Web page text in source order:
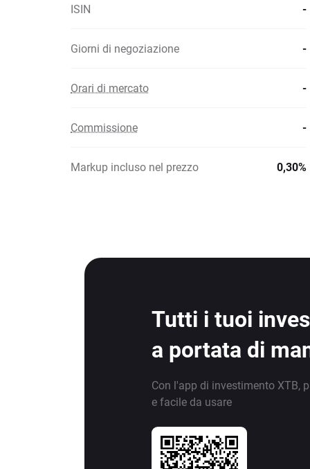
ISIN -
Giorni di negoziazione -
Orari di mercato -
Commissione -
Markup incluso nel prezzo 0,30%
Tutti i tuoi
a portata di
Con l'app di investimento XTB,
e facile da usare